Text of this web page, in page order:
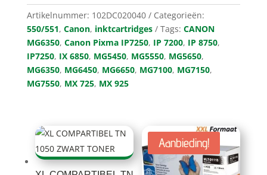
Artikelnummer: 102DC020040
Categorieën:
550/551, Canon, inktcartridges Tags: CANON
MG6350, Canon Pixma IP7250, IP 7200, IP 8750,
IP7250, IX 6850, MG5450, MG5550, MG5650,
MG6350, MG6450, MG6650, MG7100, MG7150,
MG7550, MX 725, MX 925
Aanbieding!